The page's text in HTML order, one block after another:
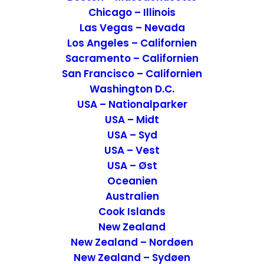
Chicago – Illinois
Las Vegas – Nevada
Los Angeles – Californien
Sacramento – Californien
San Francisco – Californien
Washington D.C.
USA – Nationalparker
USA – Midt
USA – Syd
USA – Vest
USA – Øst
Oceanien
Australien
Cook Islands
New Zealand
New Zealand – Nordøen
New Zealand – Sydøen
altid med at vende tilbage.
Hotellets beliggenhed
Hotellet ligger midt i det centrale
Sukhumvit område, med kort afstand til